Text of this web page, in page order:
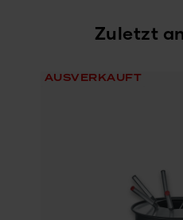
Zuletzt
AUSVERKAUFT